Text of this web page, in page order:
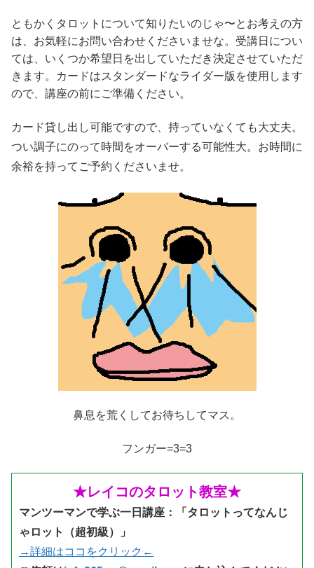
ともかくタロットについて知りたいのじゃ〜とお考えの方
は、お気軽にお問い合わせくださいませな。受講日につい
ては、いくつか希望日を出していただき決定させていただ
きます。カードはスタンダードなライダー版を使用します
ので、講座の前にご準備ください。
カード貸し出し可能ですので、持っていなくても大丈夫。
つい調子にのって時間をオーバーする可能性大。お時間に
余裕を持ってご予約くださいませ。
鼻息を荒くしてお待ちしてマス。
フンガー=3=3
★レイコのタロット教室★
マンツーマンで学ぶ一日講座：「タロットってなんじ
ゃロット（超初級）」
→詳細はココをクリック←